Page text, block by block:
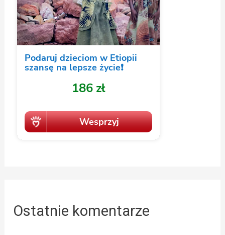
Ostatnie komentarze